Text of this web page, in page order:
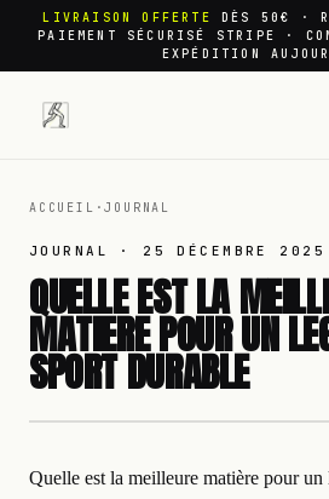
LIVRAISON OFFERTE
DÈS 50€ ·
PAIEMENT SÉCURISÉ STRIPE ·
EXPÉDITION
ACCUEIL ·JOURNAL
JOURNAL · 25 DÉCEMBRE 2025
QUELLE EST LA
MATIERE POUR UN
SPORT DURABLE
Quelle est la meilleure matière pour